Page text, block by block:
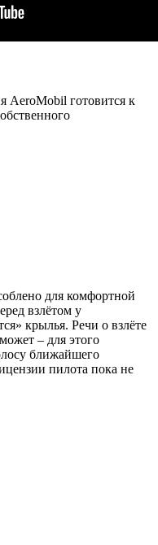
AeroMobil готовится к
для комфортной
взлётом у
крылья. Речи о взлёте
– для этого
ближайшего
пилота пока не